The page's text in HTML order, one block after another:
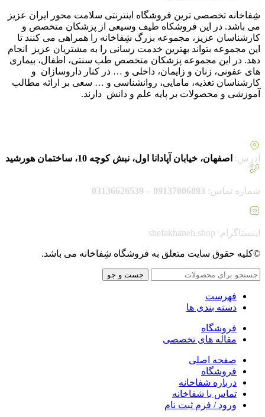
شِفاخانه تخصصی ترین فروشگاه اینترنتی سلامت محور ایران عزیز
می باشد. در این فروشکاه طیف وسیعی از پزشکان متخصص و
کارشناسان عزیز، مجموعه بزرگ شِفاخانه را همراهی می کنند تا
این مجموعه بتواند بهترین خدمت رسانی را به مشتریان عزیز انجام
دهد. در این مجموعه پزشکان متخصص طب سنتی، اطفال، بیماری
های عفونی، زنان و زایمان، داخلی و … در کنار داروسازان و
کارشناسان تغذیه، مامایی، روانشناسی و … سعی بر ارائه مطالب
آموزشی و محصولات بر پایه علم و دانش دارند.
آدرس: اصفهان، خیابان آپادانا اول، نبش کوچه 10، ساختمان هورشید
شماره تماس: 09137806893 – 03136626539
اینستاگرام: shefakhaneh.shop
©کلیه حقوق سایت متعلق به فروشگاه شِفاخانه می باشد.
جست و جو
فهرست
دسته بندی ها
فروشگاه
مقاله های تخصصی
صفحه اصلی
فروشگاه
درباره شفاخانه
تماس با شفاخانه
ورود / فرم ثبت نام